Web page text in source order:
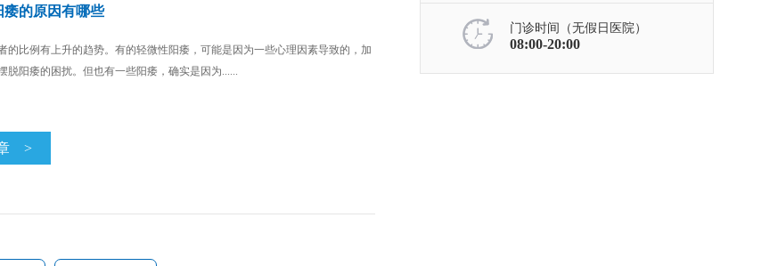
痿的原因有哪些
的比例有上升的趋势。有的轻微性阳痿，可能是因为一些心理因素导致的，加
脱阳痿的困扰。但也有一些阳痿，确实是因为......
>
门诊时间（无假日医院）
08:00-20:00